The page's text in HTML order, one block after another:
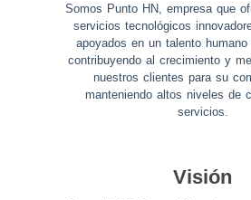
Somos Punto HN, empresa que
servicios tecnológicos
apoyados en un talento humano
contribuyendo al crecimiento y
nuestros clientes para su
manteniendo altos niveles de
servicios.
Visión